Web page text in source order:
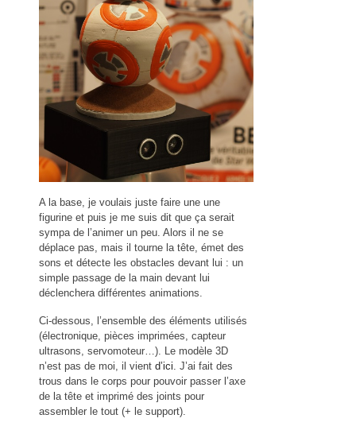
A la base, je voulais juste faire une une
figurine et puis je me suis dit que ça serait
sympa de l’animer un peu. Alors il ne se
déplace pas, mais il tourne la tête, émet des
sons et détecte les obstacles devant lui : un
simple passage de la main devant lui
déclenchera différentes animations.
Ci-dessous, l’ensemble des éléments utilisés
(électronique, pièces imprimées, capteur
ultrasons, servomoteur…). Le modèle 3D
n’est pas de moi, il vient d’ici. J’ai fait des
trous dans le corps pour pouvoir passer l’axe
de la tête et imprimé des joints pour
assembler le tout (+ le support).